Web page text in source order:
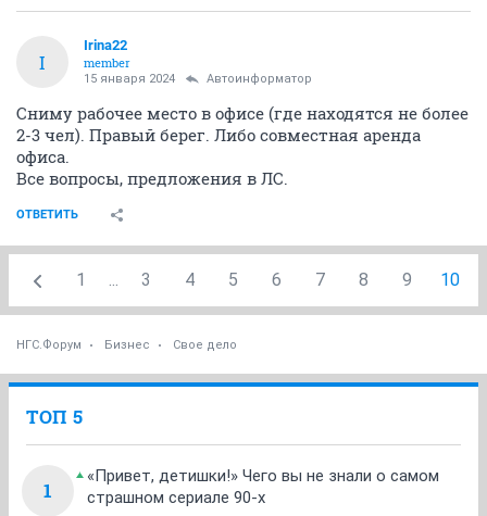
I
Irina22
member
15 января 2024 Автоинформатор
Сниму рабочее место в офисе (где находятся не более
2-3 чел). Правый берег. Либо совместная аренда
офиса.
Все вопросы, предложения в ЛС.
ОТВЕТИТЬ
1 ... 3 4 5 6 7 8 9 10
НГС.Форум Бизнес Свое дело
ТОП 5
1
«Привет, детишки!» Чего вы не знали о самом
страшном сериале 90-х